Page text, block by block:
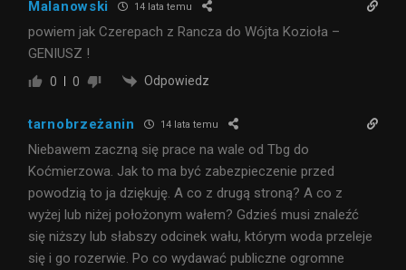
Malanowski 14 lata temu
powiem jak Czerepach z Rancza do Wójta Kozioła –
GENIUSZ !
0 0 Odpowiedz
tarnobrzeżanin 14 lata temu
Niebawem zaczną się prace na wale od Tbg do
Koćmierzowa. Jak to ma być zabezpieczenie przed
powodzią to ja dziękuję. A co z drugą stroną? A co z
wyżej lub niżej położonym wałem? Gdzieś musi znaleźć
się niższy lub słabszy odcinek wału, którym woda przeleje
się i go rozerwie. Po co wydawać publiczne ogromne